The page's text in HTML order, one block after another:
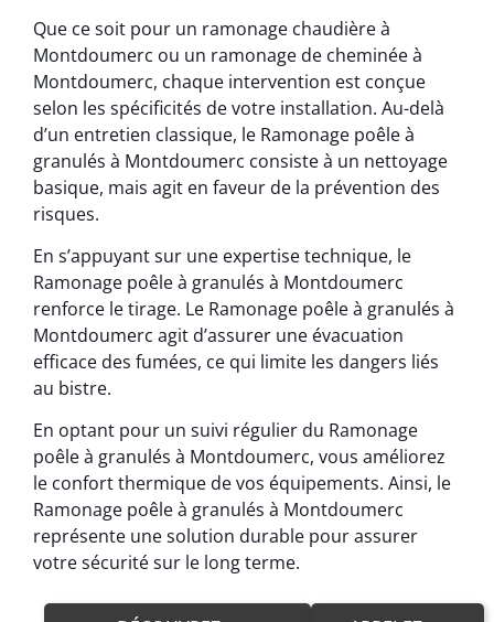
Que ce soit pour un ramonage chaudière à
Montdoumerc ou un ramonage de cheminée à
Montdoumerc, chaque intervention est conçue
selon les spécificités de votre installation. Au-delà
d’un entretien classique, le Ramonage poêle à
granulés à Montdoumerc consiste à un nettoyage
basique, mais agit en faveur de la prévention des
risques.
En s’appuyant sur une expertise technique, le
Ramonage poêle à granulés à Montdoumerc
renforce le tirage. Le Ramonage poêle à granulés à
Montdoumerc agit d’assurer une évacuation
efficace des fumées, ce qui limite les dangers liés
au bistre.
En optant pour un suivi régulier du Ramonage
poêle à granulés à Montdoumerc, vous améliorez
le confort thermique de vos équipements. Ainsi, le
Ramonage poêle à granulés à Montdoumerc
représente une solution durable pour assurer
votre sécurité sur le long terme.